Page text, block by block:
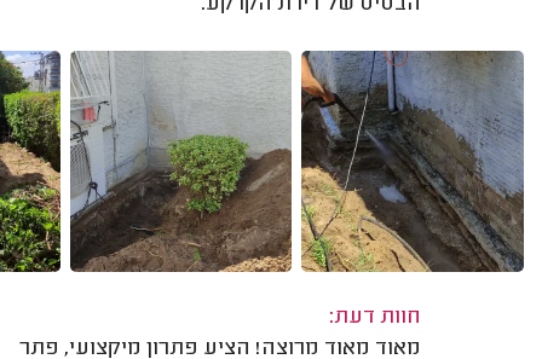
חוות דעת:
מאוד מאוד מרוצה! הציע פתרון מיקצועי, פתר